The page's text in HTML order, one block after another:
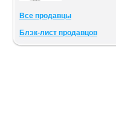
Все продавцы
Блэк-лист продавцов